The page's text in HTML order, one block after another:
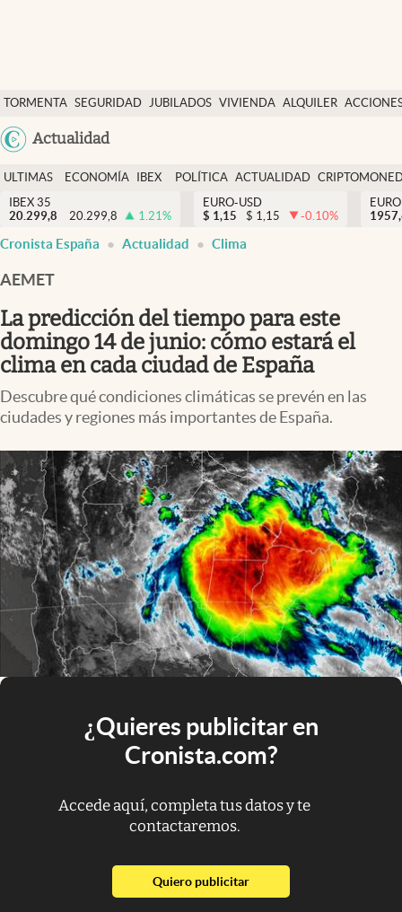
TORMENTA SEGURIDAD JUBILADOS VIVIENDA ALQUILER
Actualidad
Economía y finanzas
Política
Actualidad
Criptomonedas
España
ULTIMAS
NOTICIAS
ECONOMÍA
FINANZAS
IBEX
EURO
POLÍTICA ACTUALIDAD
IBEX 35
20.299,8
20.299,8 1.21%
EURO-USD
$ 1,15 $ 1,15 -0.10%
Cronista España Actualidad Clima
AEMET
La predicción del tiempo para este
domingo 14 de junio: cómo estará el
clima en cada ciudad de España
Descubre qué condiciones climáticas se prevén en las
ciudades y regiones más importantes de España.
¿Quieres publicitar en
Cronista.com?
Accede aquí, completa tus datos y te
contactaremos.
Quiero publicitarabre en nueva pestaña